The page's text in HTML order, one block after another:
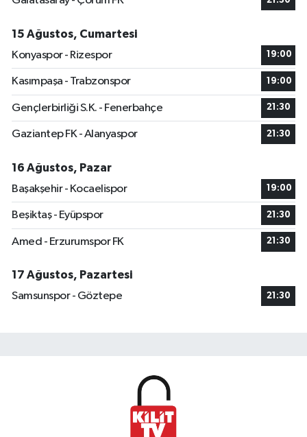
15 Ağustos, Cumartesi
Konyaspor - Rizespor
19:00
Kasımpaşa - Trabzonspor 19:00
Gençlerbirliği S.K. - Fenerbahçe 21:30
Gaziantep FK - Alanyaspor 21:30
16 Ağustos, Pazar
Başakşehir - Kocaelispor
19:00
Beşiktaş - Eyüpspor 21:30
Amed - Erzurumspor FK 21:30
17 Ağustos, Pazartesi
Samsunspor - Göztepe
21:30